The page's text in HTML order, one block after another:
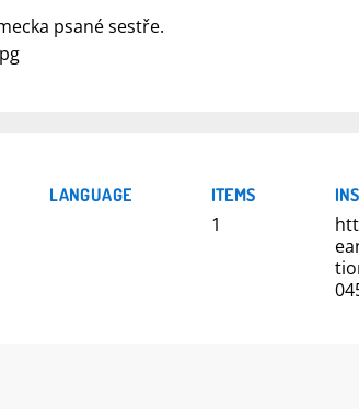
psané sestře.
LANGUAGE ITEMS
1